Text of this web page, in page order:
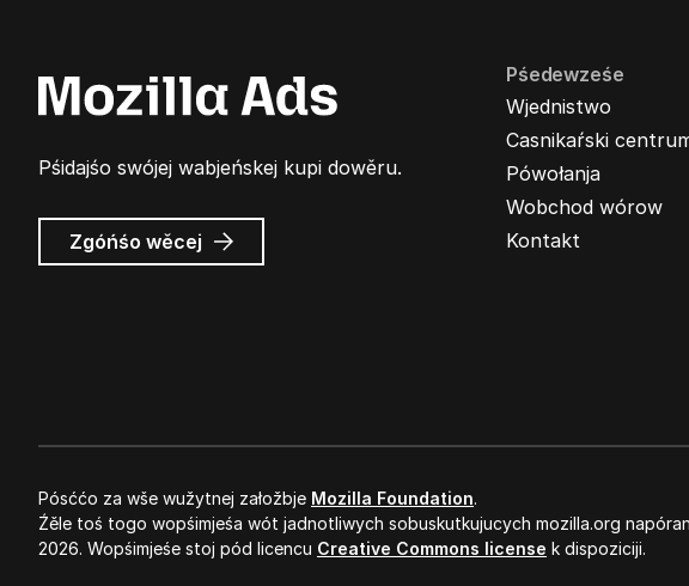
Pśidajśo swójej wabjeńskej kupi dowěru.
Zgóńśo wěcej wó
Wabjenje
Pśedewześe
Wjednistwo
Casnikaŕski
Pówołanja
Wobchod wórow
Kontakt
Pósććo za wše wužytnej załožbje Mozilla Foundation.
Źěle toś togo wopśimjeśa wót jadnotliwych sobuskutkujucych mozilla.org
2026. Wopśimjeśe stoj pód licencu Creative Commons license k dispoziciji.